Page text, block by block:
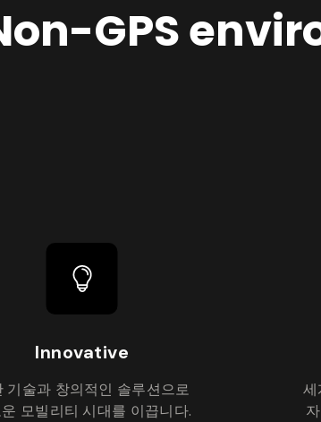
GPS
Innovative
기술과 창의적인 솔루션으로
모빌리티 시대를 이끕니다.